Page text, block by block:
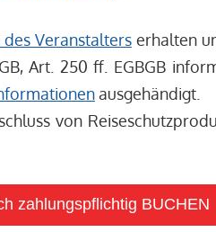
des Veranstalterserhalten
Art. 250 ff. EGBGB
ausgehändigt.
von
zahlungspflichtig BUCHEN